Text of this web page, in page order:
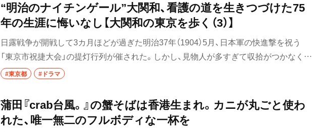
“明治のナイチンゲール”大関和、看護の道を生きつづけた75
年の生涯に悔いなし【大関和の東京を歩く（3）】
日露戦争が開戦して3カ月ほどが過ぎた明治37年（1904）5月、日本軍の快進撃を祝う
「東京市祝捷大会」の提灯行列が催された。しかし、見物人が多すぎて収拾がつかなくな
り、皇居の馬場先門の枡形付近で押し合いへし合いの大混乱が発生。転倒する者が相次
が滞って混雑する。近年に韓国ソウルの梨泰院でハロウィンの夜に起きた群衆雪崩事
故の現場とよく似た道路構造だった。
#東京都 #ドラマ
蒲田『crab台風。』の蟹そばは香港生まれ。カニが丸ごと使わ
れた、唯一無二のフルボディな一杯を